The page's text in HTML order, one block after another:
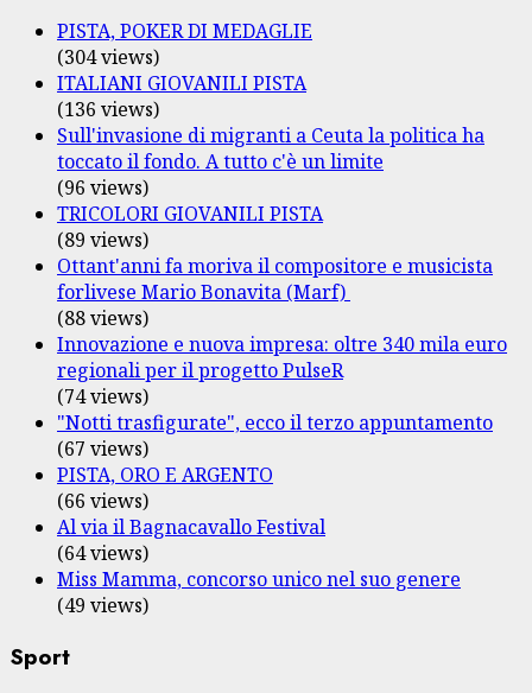
PISTA, POKER DI MEDAGLIE
(304 views)
ITALIANI GIOVANILI PISTA
(136 views)
Sull'invasione di migranti a Ceuta la politica ha
toccato il fondo. A tutto c'è un limite
(96 views)
TRICOLORI GIOVANILI PISTA
(89 views)
Ottant'anni fa moriva il compositore e musicista
forlivese Mario Bonavita (Marf)
(88 views)
Innovazione e nuova impresa: oltre 340 mila euro
regionali per il progetto PulseR
(74 views)
"Notti trasfigurate", ecco il terzo appuntamento
(67 views)
PISTA, ORO E ARGENTO
(66 views)
Al via il Bagnacavallo Festival
(64 views)
Miss Mamma, concorso unico nel suo genere
(49 views)
Sport